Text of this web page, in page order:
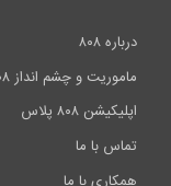
درباره ۸۰۸
ماموریت و چشم انداز ۸۰۸
اپلیکیشن ۸۰۸ پلاس
تماس با ما